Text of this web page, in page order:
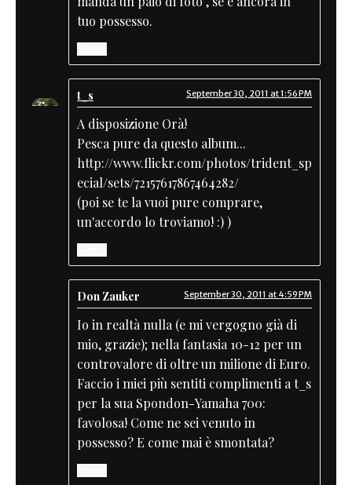
tuo possesso.
t_s September 30, 2011 at 1:56 PM
A disposizione Orà!
Pesca pure da questo album...
http://www.flickr.com/photos/trident_sp
ecial/sets/72157617867464282/
(poi se te la vuoi pure comprare,
un'accordo lo troviamo! :) )
Don Zauker September 30, 2011 at 4:59 PM
Io in realtà nulla (e mi vergogno già di
mio, grazie); nella fantasia 10-12 per un
controvalore di oltre un milione di Euro.
Faccio i miei più sentiti complimenti a t_s
per la sua Spondon-Yamaha 700:
favolosa! Come ne sei venuto in
possesso? E come mai è smontata?